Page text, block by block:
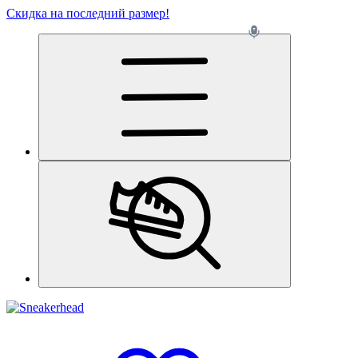
Скидка на последний размер!